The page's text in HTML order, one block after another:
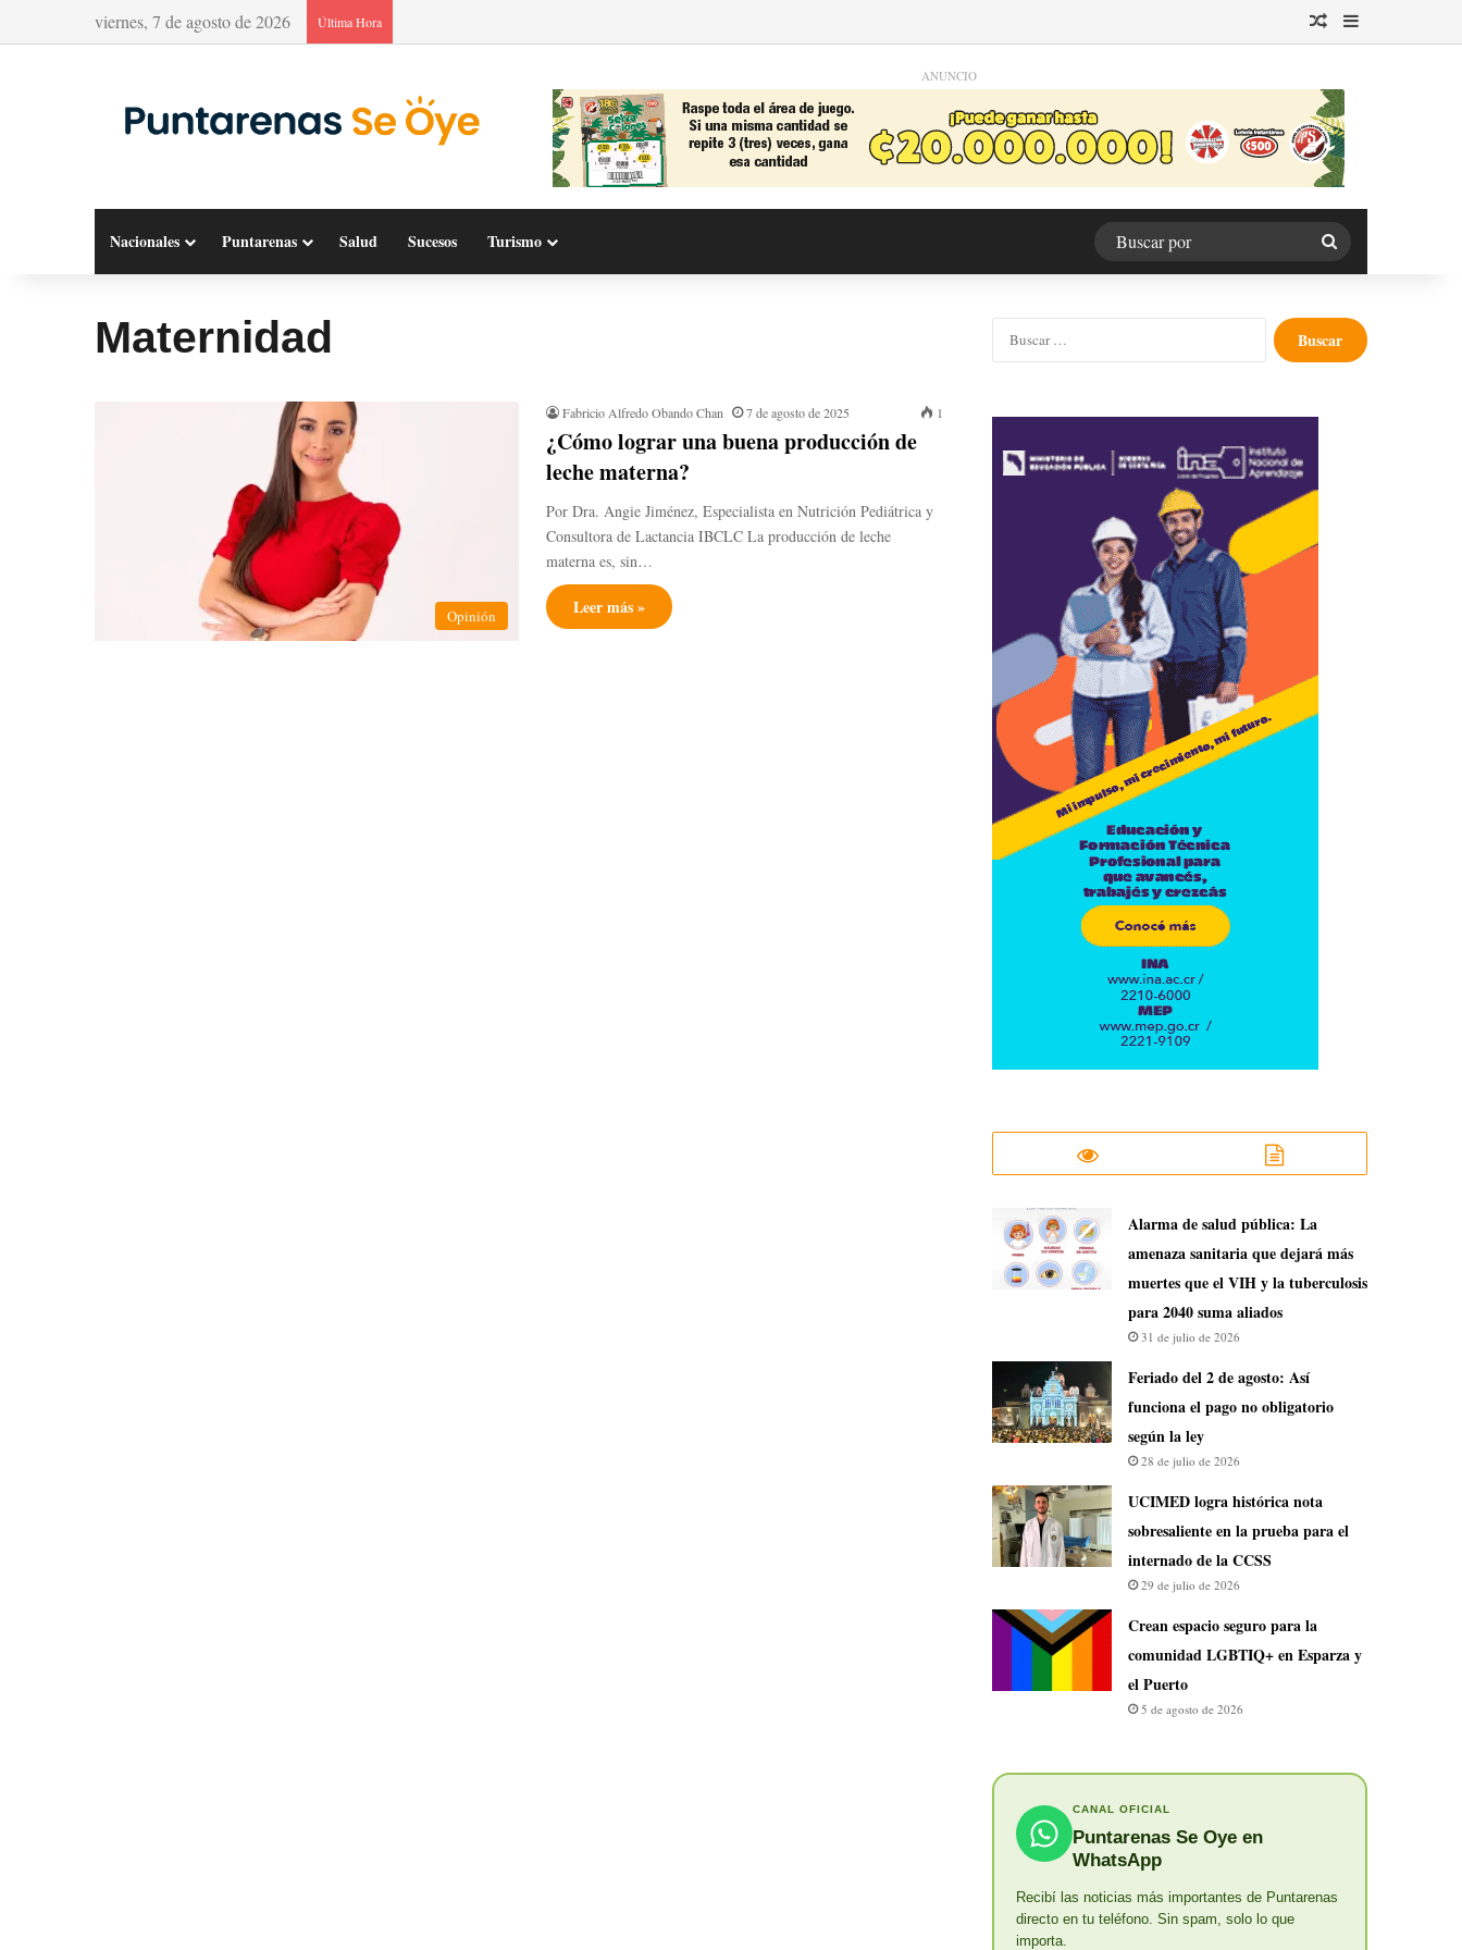
viernes, 7 de agosto de 2026 Última Hora Publicación al azar
Barra lateral
ANUNCIO
Nacionales Puntarenas Salud Sucesos Turismo
Buscar
por
Maternidad
Opinión
Fabricio Alfredo Obando Chan 7 de agosto de 2025 1
¿Cómo lograr una buena producción de
leche materna?
Por Dra. Angie Jiménez, Especialista en Nutrición Pediátrica y
Consultora de Lactancia IBCLC La producción de leche
materna es, sin…
Leer más »
Buscar:
​Alarma de salud pública: La
amenaza sanitaria que dejará más
muertes que el VIH y la tuberculosis
para 2040 suma aliados
31 de julio de 2026
Feriado del 2 de agosto: Así
funciona el pago no obligatorio
según la ley
28 de julio de 2026
UCIMED logra histórica nota
sobresaliente en la prueba para el
internado de la CCSS
29 de julio de 2026
Crean espacio seguro para la
comunidad LGBTIQ+ en Esparza y
el Puerto
5 de agosto de 2026
CANAL OFICIAL
Puntarenas Se Oye en
WhatsApp
Recibí las noticias más importantes de Puntarenas
directo en tu teléfono. Sin spam, solo lo que
importa.